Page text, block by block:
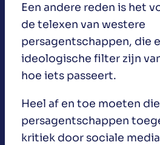
Een andere reden is het
de telexen van westere
persagentschappen, die
ideologische filter zijn
hoe iets passeert.
Heel af en toe moeten die
persagentschappen
kritiek door sociale